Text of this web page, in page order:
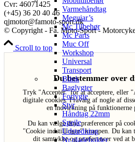
Varmehåndtag
Meguiar’s
Mc Tilbehør
Mc Parts
Muc Off
Workshop
Universal
Transport
Blink
Baglygter
Forlygte
Styr
Håndtag 22mm
Spejle
Udstødning
Nr.pladeholder
Cvr: 46071425
(+45) 36 20 40 46
qjmotor@famoto-sport.dk
© Copyright - Fa. Moto-Sport -
Scroll to top
Du bestemmer over
Tryk "Acceptér" for at acceptere, eller
digitale cookies. Fravalg af nogle af
en indvirkning på funktionerne
Du kan vælge dine præferencer på
"Cookie indstillinger" knappen. Du
dit samtykke og præferencer ved at